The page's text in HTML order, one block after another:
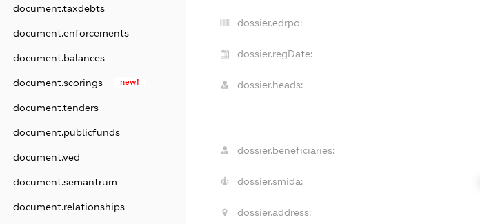
document.taxdebts
document.enforcements
document.balances
document.scorings new!
document.tenders
document.publicfunds
document.ved
document.semantrum
document.relationships
dossier.edrpo:
dossier.regDate:
dossier.heads:
dossier.beneficiaries:
dossier.smida:
dossier.address: